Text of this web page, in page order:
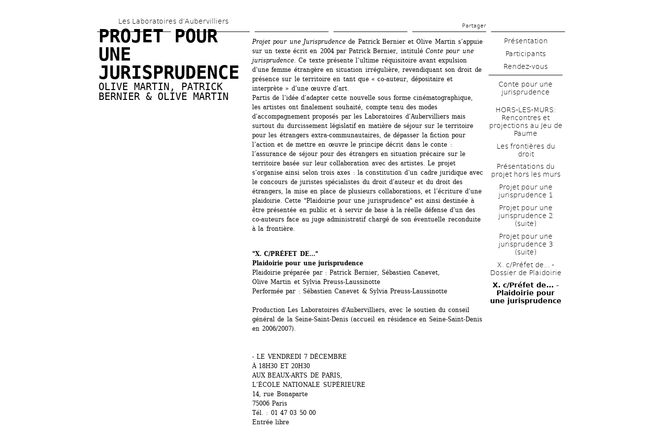
contenu
principal
Les Laboratoires d’Aubervilliers
Partager
PROJET POUR
UNE
JURISPRUDENCE
OLIVE MARTIN , PATRICK
BERNIER & OLIVE MARTIN
Projet pour une Jurisprudencede Patrick Bernier et Olive Martin s’appuie
sur un texte écrit en 2004 par Patrick Bernier, intitulé Conte pour une
jurisprudence. Ce texte présente l’ultime réquisitoire avant expulsion
d’une femme étrangère en situation irrégulière, revendiquant son droit de
présence sur le territoire en tant que « co-auteur, dépositaire et
interprète » d’une œuvre d’art.
Partis de l’idée d’adapter cette nouvelle sous forme cinématographique,
les artistes ont finalement souhaité, compte tenu des modes
d’accompagnement proposés par les Laboratoires d’Aubervilliers mais
surtout du durcissement législatif en matière de séjour sur le territoire
pour les étrangers extra-communautaires, de dépasser la fiction pour
l’action et de mettre en œuvre le principe décrit dans le conte :
l’assurance de séjour pour des étrangers en situation précaire sur le
territoire basée sur leur collaboration avec des artistes. Le projet
s’organise ainsi selon trois axes : la constitution d’un cadre juridique avec
le concours de juristes spécialistes du droit d’auteur et du droit des
étrangers, la mise en place de plusieurs collaborations, et l’écriture d’une
plaidoirie. Cette "Plaidoirie pour une jurisprudence" est ainsi destinée à
être présentée en public et à servir de base à la réelle défense d’un des
co-auteurs face au juge administratif chargé de son éventuelle reconduite
à la frontière.
"X. C/PRÉFET DE..."
Plaidoirie pour une jurisprudence
Plaidoirie préparée par : Patrick Bernier, Sébastien Canevet,
Olive Martin et Sylvia Preuss-Laussinotte
Performée par : Sébastien Canevet & Sylvia Preuss-Laussinotte
Production Les Laboratoires d'Aubervilliers, avec le soutien du conseil
général de la Seine-Saint-Denis (accueil en résidence en Seine-Saint-Denis
en 2006/2007).
- LE VENDREDI 7 DÉCEMBRE
À 18H30 ET 20H30
AUX BEAUX-ARTS DE PARIS,
L’ÉCOLE NATIONALE SUPÉRIEURE
14, rue Bonaparte
75006 Paris
Tél. : 01 47 03 50 00
Entrée libre
Présentation
Rendez-vous
Conte pour une
jurisprudence
HORS-LES-MURS:
Rencontres et
projections au Jeu de
Paume
Les frontières du
droit
Présentations du
projet hors les murs
Projet pour une
jurisprudence 1
Projet pour une
jurisprudence 2
(suite)
Projet pour une
jurisprudence 3
(suite)
X. c/Préfet de... -
Dossier de Plaidoirie
X. c/Préfet de... -
Plaidoirie pour
une jurisprudence